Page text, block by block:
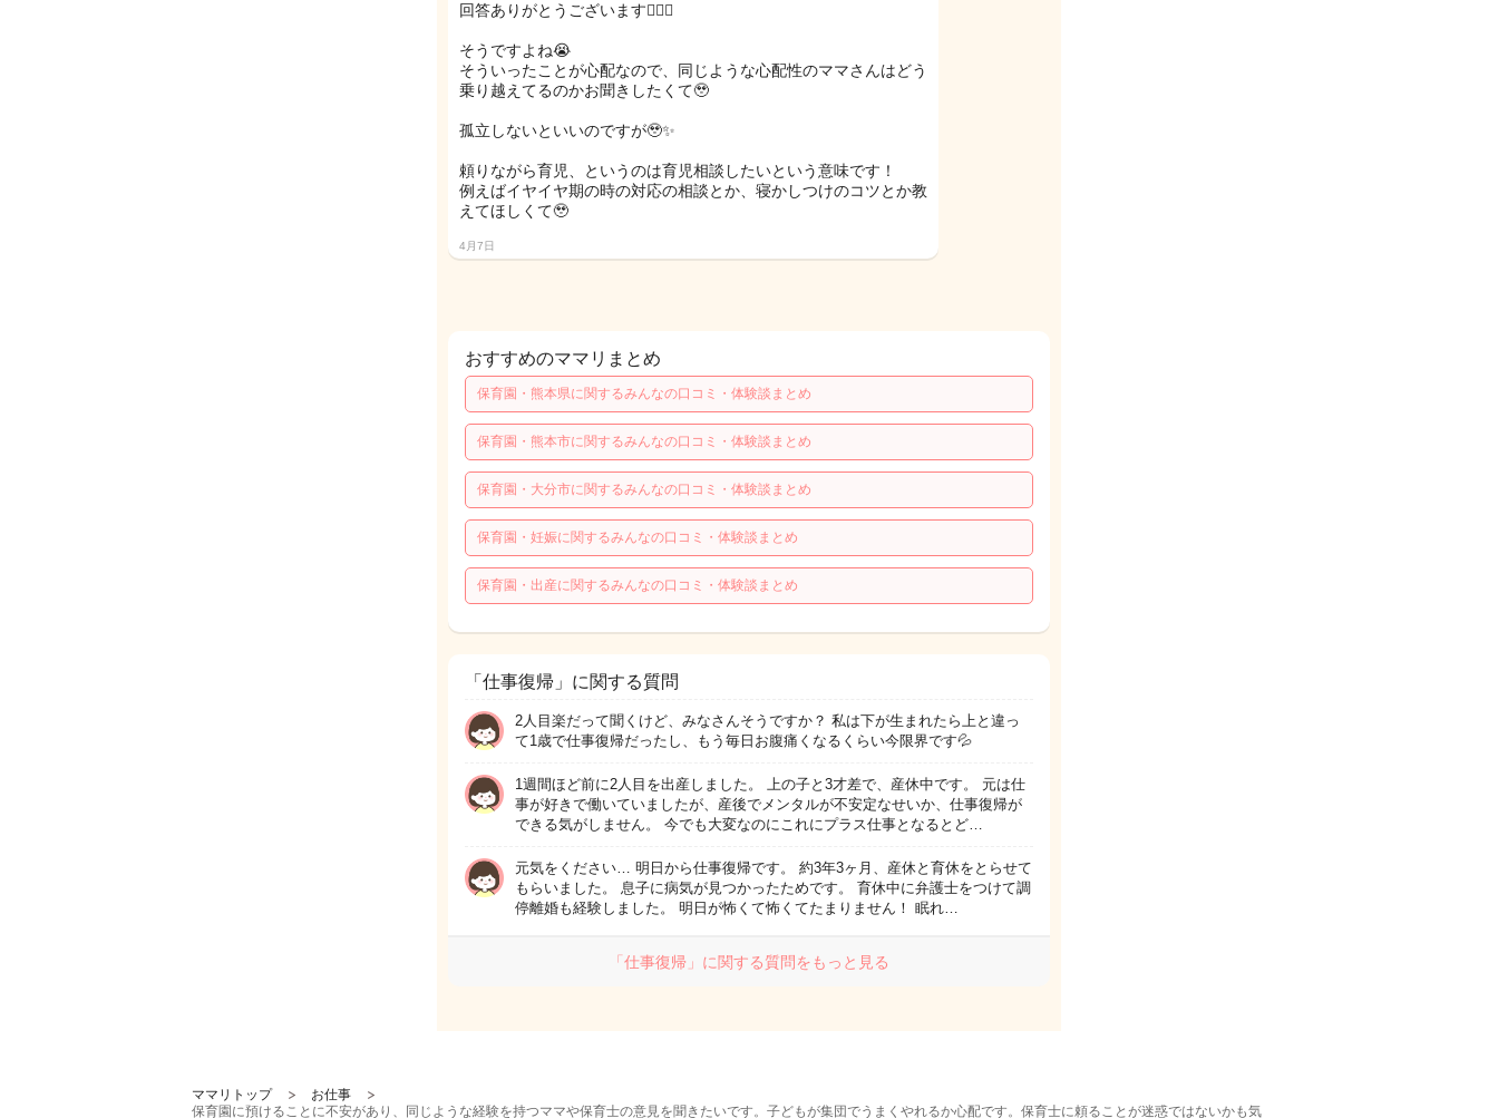
回答ありがとうございます🙇🏻‍♀️
そうですよね😭
そういったことが心配なので、同じような心配性のママさんはどう
乗り越えてるのかお聞きしたくて🥹
孤立しないといいのですが🥹✨
頼りながら育児、というのは育児相談したいという意味です！
例えばイヤイヤ期の時の対応の相談とか、寝かしつけのコツとか教
えてほしくて🥹
4月7日
おすすめのママリまとめ
保育園・熊本県に関するみんなの口コミ・体験談まとめ
保育園・熊本市に関するみんなの口コミ・体験談まとめ
保育園・大分市に関するみんなの口コミ・体験談まとめ
保育園・妊娠に関するみんなの口コミ・体験談まとめ
保育園・出産に関するみんなの口コミ・体験談まとめ
「仕事復帰」に関する質問
2人目楽だって聞くけど、みなさんそうですか？ 私は下が生まれたら上と違っ
て1歳で仕事復帰だったし、もう毎日お腹痛くなるくらい今限界です💦
1週間ほど前に2人目を出産しました。 上の子と3才差で、産休中です。 元は仕
事が好きで働いていましたが、産後でメンタルが不安定なせいか、仕事復帰が
できる気がしません。 今でも大変なのにこれにプラス仕事となるとど…
元気をください… 明日から仕事復帰です。 約3年3ヶ月、産休と育休をとらせて
もらいました。 息子に病気が見つかったためです。 育休中に弁護士をつけて調
停離婚も経験しました。 明日が怖くて怖くてたまりません！ 眠れ…
「仕事復帰」に関する質問をもっと見る
ママリトップ
お仕事
保育園に預けることに不安があり、同じような経験を持つママや保育士の意見を聞きたいです。子どもが集団でうまくやれるか心配です。保育士に頼ることが迷惑ではないかも気